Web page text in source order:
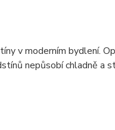
v moderním bydlení.
nepůsobí chladně a